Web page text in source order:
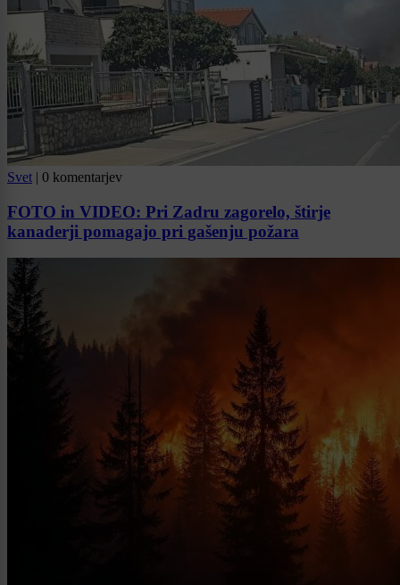
Svet | 0 komentarjev
FOTO in VIDEO: Pri Zadru zagorelo, štirje
kanaderji pomagajo pri gašenju požara